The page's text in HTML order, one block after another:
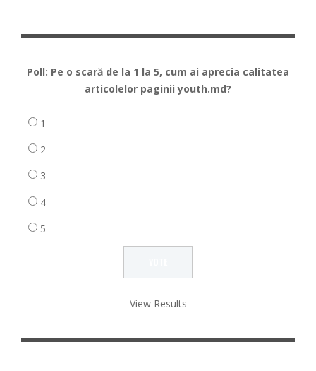
Poll: Pe o scară de la 1 la 5, cum ai aprecia calitatea
articolelor paginii youth.md?
1
2
3
4
5
View Results